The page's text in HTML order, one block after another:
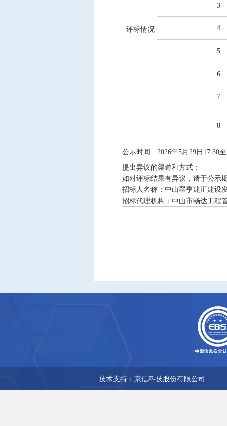
评标情况
3
4
5
6
7
8
公示时间 2026年5月 29 日 17:30
提出异议的渠道和方式：
如对评标结果有异议，请于公示
招标人名称： 中山翠亨建汇建设
招标代理机构：中山市畅达工程
技术支持：京信科技股份有限公司